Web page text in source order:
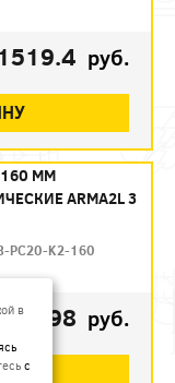
руб.
ММ
ARMA2L 3
PC20-K2-160
руб.
в
с